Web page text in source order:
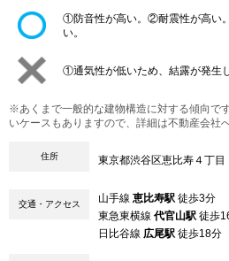
①防音性が高い。②耐震性が高い
い。
①通気性が低いため、結露が発生
※あくまで一般的な建物構造に対する傾向で
いケースもありますので、詳細は不動産会社
住所 東京都渋谷区恵比寿４丁目
交通・アクセス 山手線 恵比寿駅 徒歩3分
東急東横線 代官山駅 徒歩
日比谷線 広尾駅 徒歩18分